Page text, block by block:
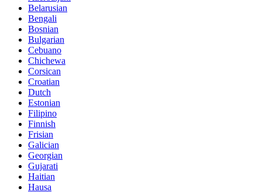
Belarusian
Bengali
Bosnian
Bulgarian
Cebuano
Chichewa
Corsican
Croatian
Dutch
Estonian
Filipino
Finnish
Frisian
Galician
Georgian
Gujarati
Haitian
Hausa